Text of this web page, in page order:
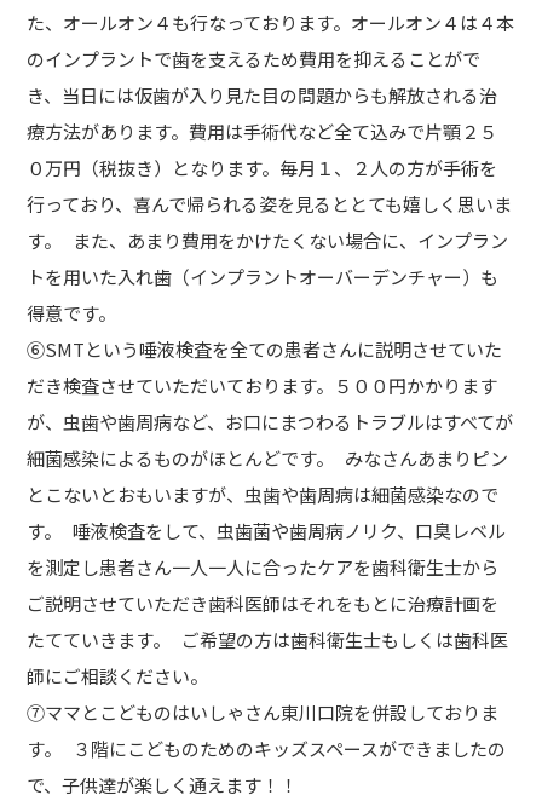
た、オールオン４も行なっております。オールオン４は４本
のインプラントで歯を支えるため費用を抑えることがで
き、当日には仮歯が入り見た目の問題からも解放される治
療方法があります。費用は手術代など全て込みで片顎２５
０万円（税抜き）となります。毎月１、２人の方が手術を
行っており、喜んで帰られる姿を見るととても嬉しく思いま
す。 また、あまり費用をかけたくない場合に、インプラン
トを用いた入れ歯（インプラントオーバーデンチャー）も
得意です。
⑥SMTという唾液検査を全ての患者さんに説明させていた
だき検査させていただいております。５００円かかります
が、虫歯や歯周病など、お口にまつわるトラブルはすべてが
細菌感染によるものがほとんどです。 みなさんあまりピン
とこないとおもいますが、虫歯や歯周病は細菌感染なので
す。 唾液検査をして、虫歯菌や歯周病ノリク、口臭レベル
を測定し患者さん一人一人に合ったケアを歯科衛生士から
ご説明させていただき歯科医師はそれをもとに治療計画を
たてていきます。 ご希望の方は歯科衛生士もしくは歯科医
師にご相談ください。
⑦ママとこどものはいしゃさん東川口院を併設しておりま
す。 ３階にこどものためのキッズスペースができましたの
で、子供達が楽しく通えます！！